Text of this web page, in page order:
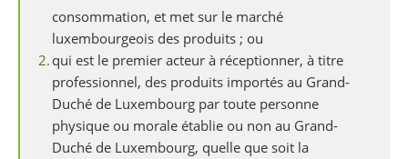
consommation, et met sur le marché
luxembourgeois des produits ; ou
qui est le premier acteur à réceptionner, à titre
professionnel, des produits importés au Grand-
Duché de Luxembourg par toute personne
physique ou morale établie ou non au Grand-
Duché de Luxembourg, quelle que soit la